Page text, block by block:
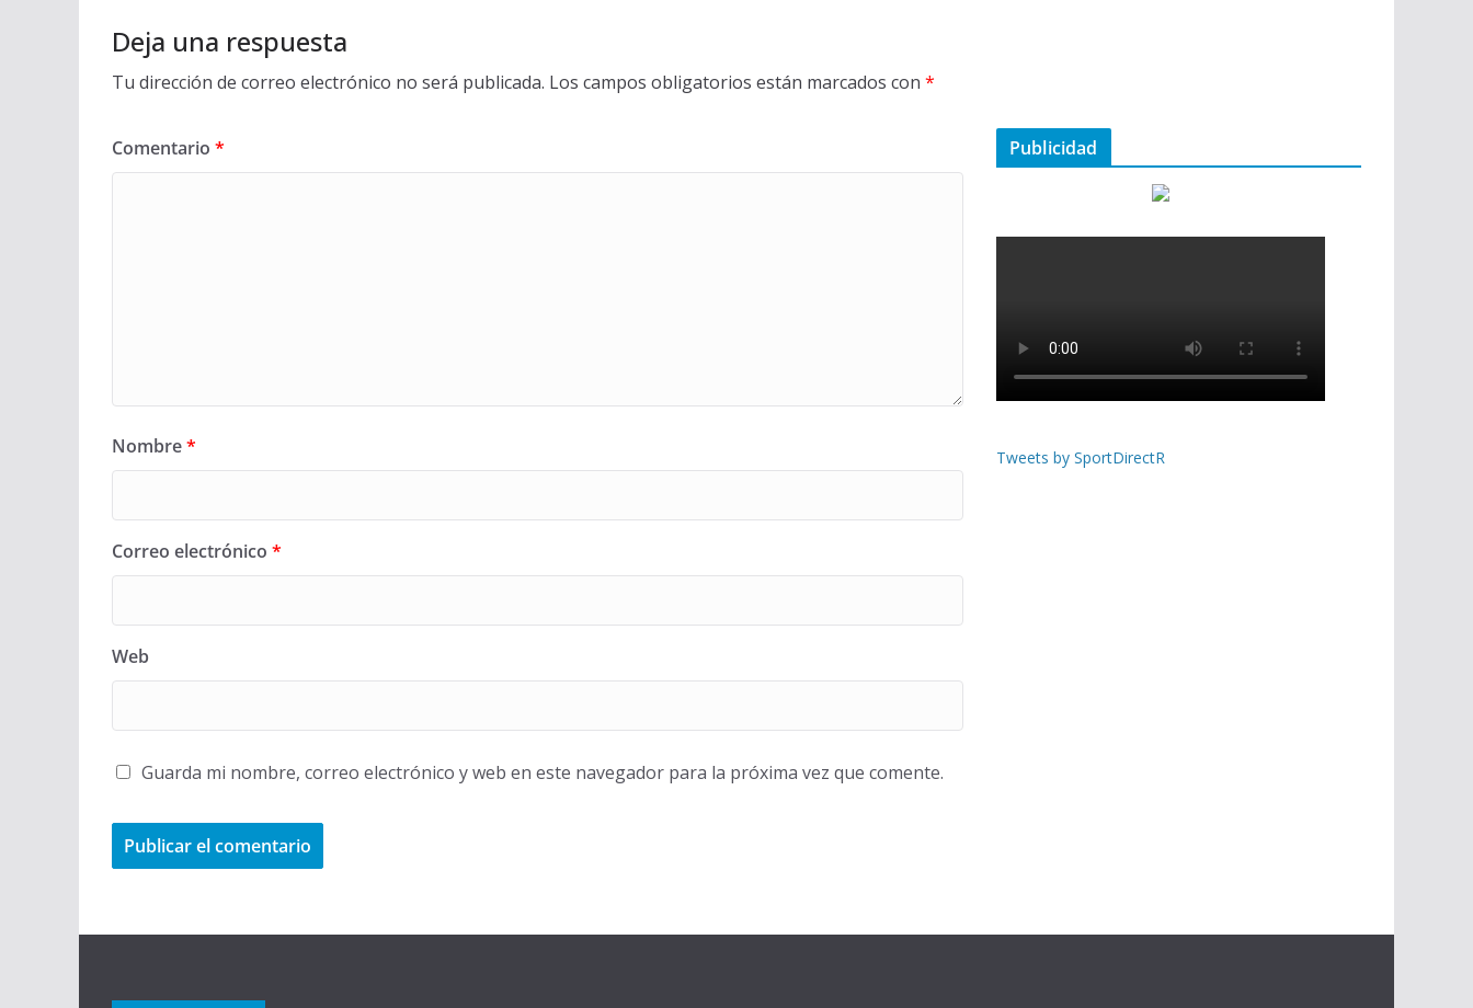
Deja una respuesta
Tu dirección de correo electrónico no será publicada. Los campos obligatorios están marcados con *
Comentario *
Nombre*
Correo electrónico *
Web
Guarda mi nombre, correo electrónico y web en este navegador para la próxima vez que comente.
Publicidad
Tweets by SportDirectR